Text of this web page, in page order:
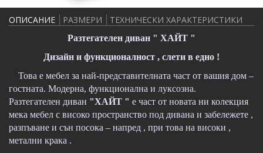
ОПИСАНИЕ РАЗМЕРИ ТЕХНИЧЕСКИ ХАРАКТЕРИСТИКИ
Разтегателен диван " ХАЙТ "
Дизайн и функционалност , слети в едно !
Това е мебел за най-представителната част от вашия дом –
гостната. Модерна, функционална и луксозна.
Разтегателен диван "ХАЙТ " е част от новата ни колекция
мека мебел с високо пространство под дивана и забележете ,
разпъване и сън посока – напред , при това на високи ,
метални крака .